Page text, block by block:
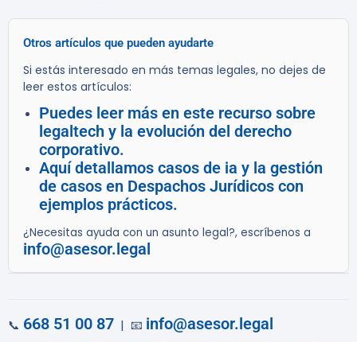
Otros artículos que pueden ayudarte
Si estás interesado en más temas legales, no dejes de
leer estos artículos:
Puedes leer más en este recurso sobre
legaltech y la evolución del derecho
corporativo.
Aquí detallamos casos de ia y la gestión
de casos en Despachos Jurídicos con
ejemplos prácticos.
¿Necesitas ayuda con un asunto legal?, escríbenos a
info@asesor.legal
📞 668 51 00 87 | 📧 info@asesor.legal